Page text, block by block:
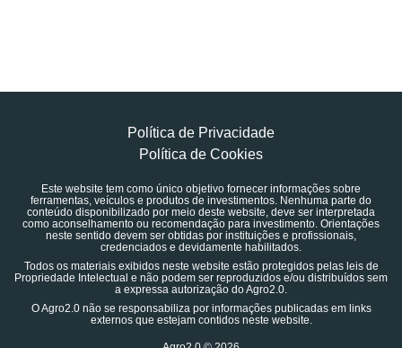
Política de Privacidade
Política de Cookies
Este website tem como único objetivo fornecer informações sobre
ferramentas, veículos e produtos de investimentos. Nenhuma parte do
conteúdo disponibilizado por meio deste website, deve ser interpretada
como aconselhamento ou recomendação para investimento. Orientações
neste sentido devem ser obtidas por instituições e profissionais,
credenciados e devidamente habilitados.
Todos os materiais exibidos neste website estão protegidos pelas leis de
Propriedade Intelectual e não podem ser reproduzidos e/ou distribuídos sem
a expressa autorização do Agro2.0.
O Agro2.0 não se responsabiliza por informações publicadas em links
externos que estejam contidos neste website.